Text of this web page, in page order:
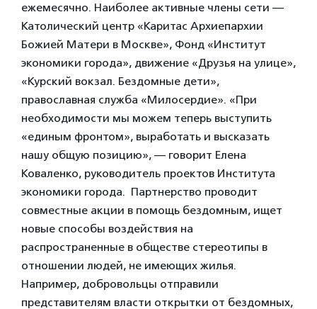
ежемесячно. Наиболее активные члены сети —
Католический центр «Каритас Архиепархии
Божией Матери в Москве», Фонд «Институт
экономики города», движение «Друзья на улице»,
«Курский вокзал. Бездомные дети»,
православная служба «Милосердие». «При
необходимости мы можем теперь выступить
«единым фронтом», выработать и высказать
нашу общую позицию», — говорит Елена
Коваленко, руководитель проектов Института
экономики города. Партнерство проводит
совместные акции в помощь бездомным, ищет
новые способы воздействия на
распространенные в обществе стереотипы в
отношении людей, не имеющих жилья.
Например, добровольцы отправили
представителям власти открытки от бездомных,